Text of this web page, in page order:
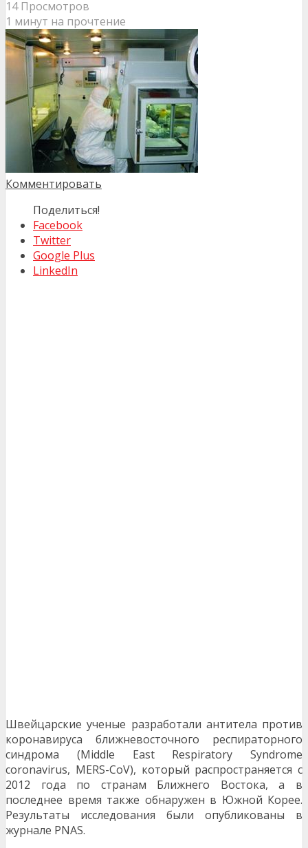
14 Просмотров
1 минут на прочтение
Комментировать
Поделиться!
Facebook
Twitter
Google Plus
LinkedIn
Швейцарские ученые разработали антитела против
коронавируса ближневосточного респираторного
синдрома (Middle East Respiratory Syndrome
coronavirus, MERS-CoV), который распространяется с
2012 года по странам Ближнего Востока, а в
последнее время также обнаружен в Южной Корее.
Результаты исследования были опубликованы в
журнале PNAS.